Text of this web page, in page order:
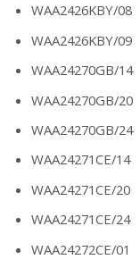
WAA2426KBY/08
WAA2426KBY/09
WAA24270GB/14
WAA24270GB/20
WAA24270GB/24
WAA24271CE/14
WAA24271CE/20
WAA24271CE/24
WAA24272CE/01